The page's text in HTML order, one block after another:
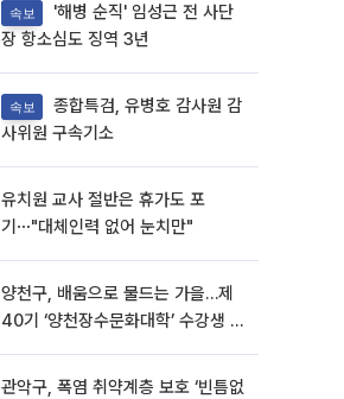
속보
장 항소심도 징역 3년
속보
사위원 구속기소
유치원 교사 절반은 휴가도 포
기⋯"대체인력 없어 눈치만"
양천구, 배움으로 물드는 가을…제
40기 ‘양천장수문화대학’ 수강생 모
관악구, 폭염 취약계층 보호 ‘빈틈없